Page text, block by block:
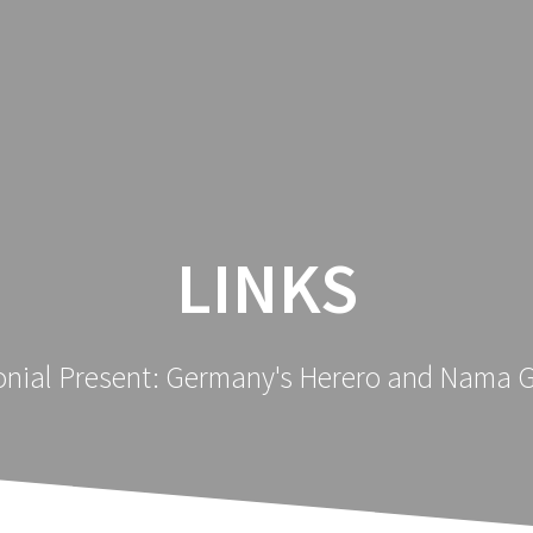
LINKS
Present: Germany's Herero and Nama